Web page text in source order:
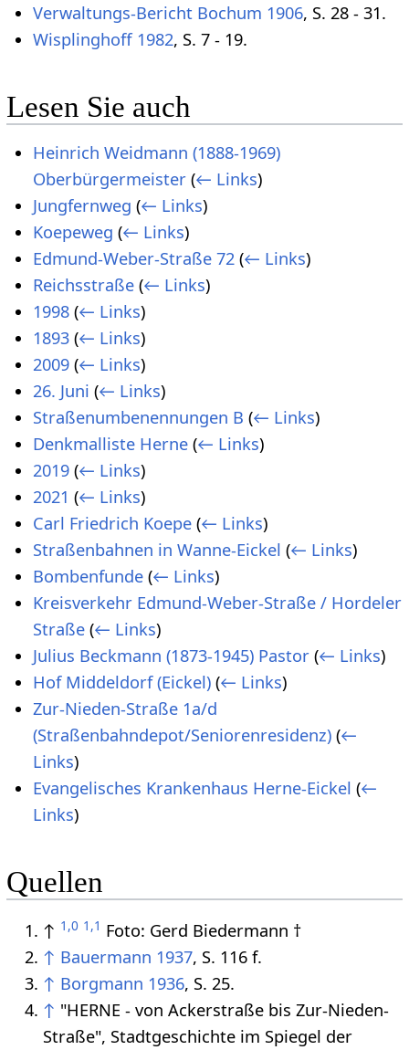
Verwaltungs-Bericht Bochum 1906, S. 28 - 31.
Wisplinghoff 1982, S. 7 - 19.
Lesen Sie auch
Heinrich Weidmann (1888-1969)
Oberbürgermeister (← Links)
Jungfernweg (← Links)
Koepeweg (← Links)
Edmund-Weber-Straße 72 (← Links)
Reichsstraße (← Links)
1998 (← Links)
1893 (← Links)
2009 (← Links)
26. Juni (← Links)
Straßenumbenennungen B (← Links)
Denkmalliste Herne (← Links)
2019 (← Links)
2021 (← Links)
Carl Friedrich Koepe (← Links)
Straßenbahnen in Wanne-Eickel (← Links)
Bombenfunde (← Links)
Kreisverkehr Edmund-Weber-Straße / Hordeler
Straße (← Links)
Julius Beckmann (1873-1945) Pastor (← Links)
Hof Middeldorf (Eickel) (← Links)
Zur-Nieden-Straße 1a/d
(Straßenbahndepot/Seniorenresidenz) (←
Links)
Evangelisches Krankenhaus Herne-Eickel (←
Links)
Quellen
↑ 1,0 1,1 Foto: Gerd Biedermann †
↑ Bauermann 1937, S. 116 f.
↑ Borgmann 1936, S. 25.
↑ "HERNE - von Ackerstraße bis Zur-Nieden-
Straße", Stadtgeschichte im Spiegel der